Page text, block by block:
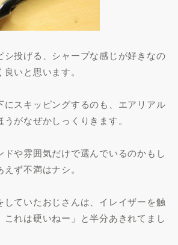
シ投げる、シャープな感じが好きなの
いと思います。
にスキッピングするのも、エアリアル
がなぜかしっくりきます。
ドや雰囲気だけで選んでいるのかもし
ず不満はナシ。
していたおじさんは、イレイザーを触
これは硬いねー」と半分あきれてまし